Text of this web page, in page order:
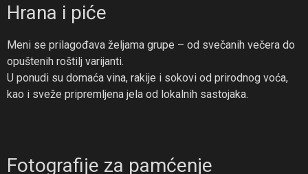
Hrana i piće
Meni se prilagođava željama grupe – od svečanih večera do
opuštenih roštilj varijanti.
U ponudi su domaća vina, rakije i sokovi od prirodnog voća,
kao i sveže pripremljena jela od lokalnih sastojaka.
Fotografije za pamćenje